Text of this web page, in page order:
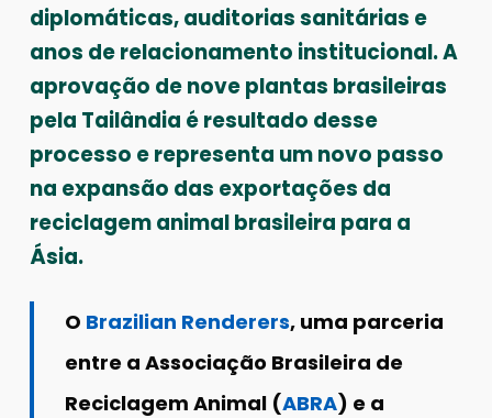
diplomáticas, auditorias sanitárias e
anos de relacionamento institucional. A
aprovação de nove plantas brasileiras
pela Tailândia é resultado desse
processo e representa um novo passo
na expansão das exportações da
reciclagem animal brasileira para a
Ásia.
O Brazilian Renderers, uma parceria
entre a Associação Brasileira de
Reciclagem Animal (ABRA) e a